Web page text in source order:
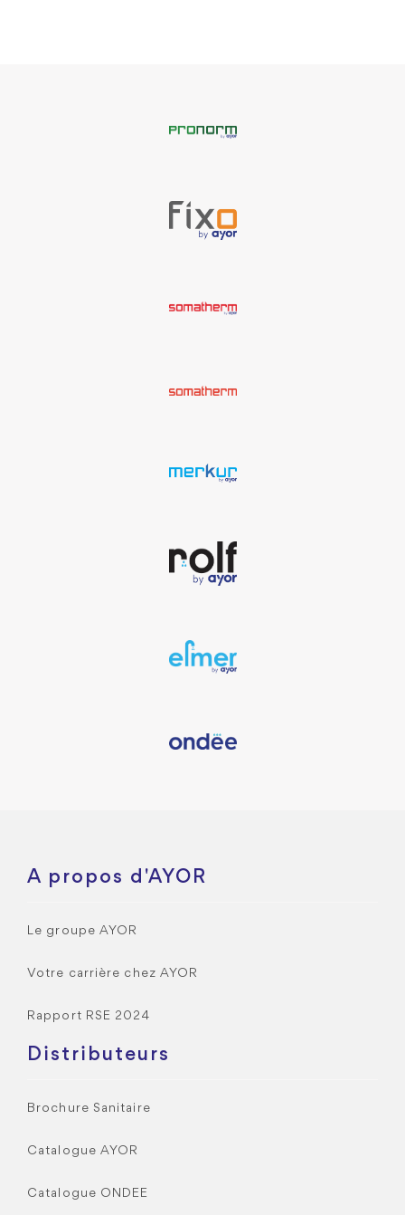
A propos d'AYOR
Le groupe AYOR
Votre carrière chez AYOR
Rapport RSE 2024
Distributeurs
Brochure Sanitaire
Catalogue AYOR
Catalogue ONDEE